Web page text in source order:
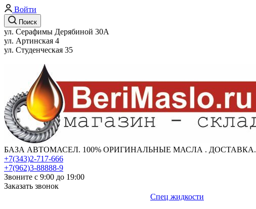
Войти
Поиск
ул. Серафимы Дерябиной 30А
ул. Артинская 4
ул. Студенческая 35
БАЗА АВТОМАСЕЛ. 100% ОРИГИНАЛЬНЫЕ МАСЛА . ДОСТАВКА.
+7(343)2-717-666
+7(962)3-88888-9
Звоните с 9:00 до 19:00
Заказать звонок
Спец жидкости